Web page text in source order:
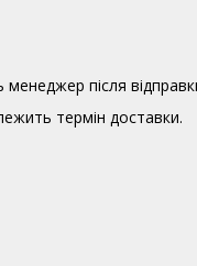
після
термін доставки.